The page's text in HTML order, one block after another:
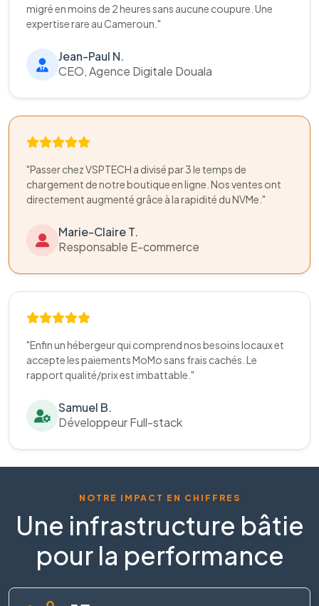
migré en moins de 2 heures sans aucune coupure. Une
expertise rare au Cameroun."
Jean-Paul N.
CEO, Agence Digitale Douala
"Passer chez VSPTECH a divisé par 3 le temps de
chargement de notre boutique en ligne. Nos ventes ont
directement augmenté grâce à la rapidité du NVMe."
Marie-Claire T.
Responsable E-commerce
"Enfin un hébergeur qui comprend nos besoins locaux et
accepte les paiements MoMo sans frais cachés. Le
rapport qualité/prix est imbattable."
Samuel B.
Développeur Full-stack
NOTRE IMPACT EN CHIFFRES
Une infrastructure bâtie
pour la performance